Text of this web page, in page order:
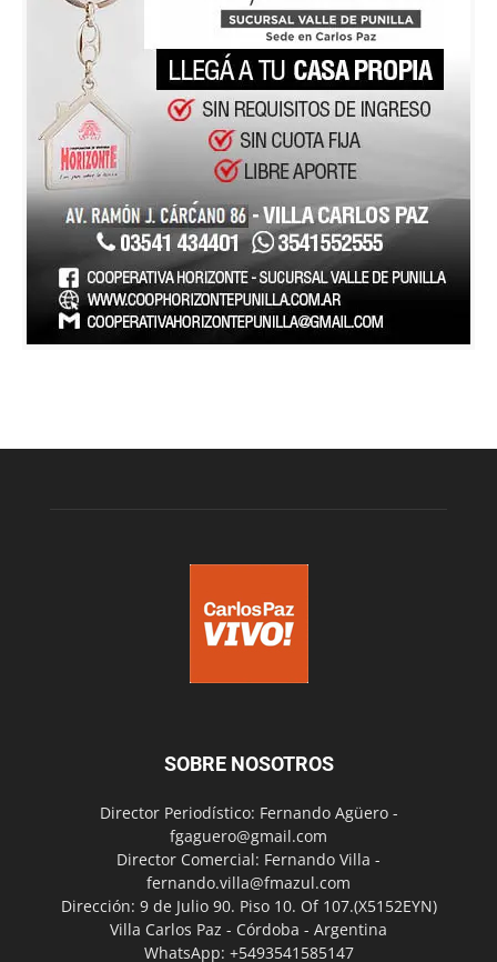
SOBRE NOSOTROS
Director Periodístico: Fernando Agüero -
fgaguero@gmail.com
Director Comercial: Fernando Villa -
fernando.villa@fmazul.com
Dirección: 9 de Julio 90. Piso 10. Of 107.(X5152EYN)
Villa Carlos Paz - Córdoba - Argentina
WhatsApp: +5493541585147